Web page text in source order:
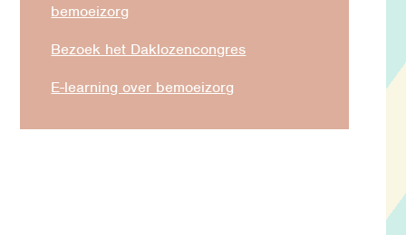
bemoeizorg
Bezoek het Daklozencongres
E-learning over bemoeizorg